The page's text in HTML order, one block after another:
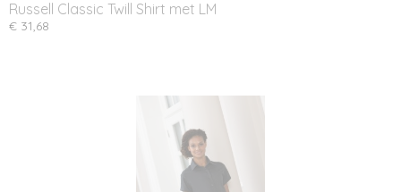
Russell Classic Twill Shirt met LM
€ 31,68